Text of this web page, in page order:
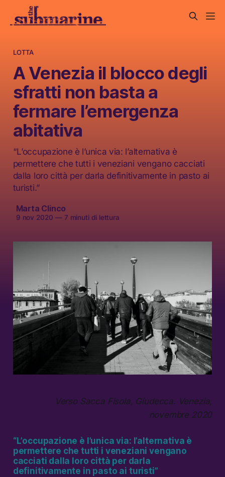
LOTTA
A Venezia il blocco degli
sfratti non basta a
fermare l’emergenza
abitativa
“L’occupazione è l’unica via: l’alternativa è
permettere che tutti i veneziani vengano cacciati
dalla loro città per darla definitivamente in pasto ai
turisti.”
Marta Clinco
9 nov 2020 —7 minuti di lettura
Verso Sacca Fisola, Giudecca. Venezia,
novembre 2020
“L’occupazione è l’unica via: l’alternativa è
permettere che tutti i veneziani vengano
cacciati dalla loro città per darla
definitivamente in pasto ai turisti”